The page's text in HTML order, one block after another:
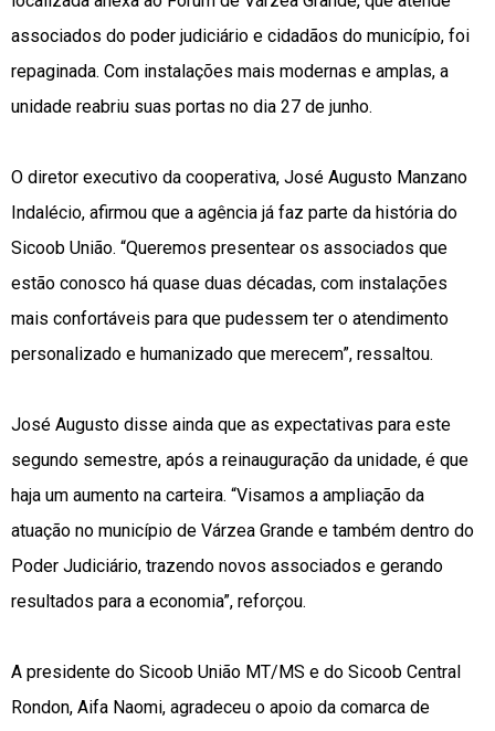
associados do poder judiciário e cidadãos do município, foi
repaginada. Com instalações mais modernas e amplas, a
unidade reabriu suas portas no dia 27 de junho.
O diretor executivo da cooperativa, José Augusto Manzano
Indalécio, afirmou que a agência já faz parte da história do
Sicoob União. “Queremos presentear os associados que
estão conosco há quase duas décadas, com instalações
mais confortáveis para que pudessem ter o atendimento
personalizado e humanizado que merecem”, ressaltou.
José Augusto disse ainda que as expectativas para este
segundo semestre, após a reinauguração da unidade, é que
haja um aumento na carteira. “Visamos a ampliação da
atuação no município de Várzea Grande e também dentro do
Poder Judiciário, trazendo novos associados e gerando
resultados para a economia”, reforçou.
A presidente do Sicoob União MT/MS e do Sicoob Central
Rondon, Aifa Naomi, agradeceu o apoio da comarca de